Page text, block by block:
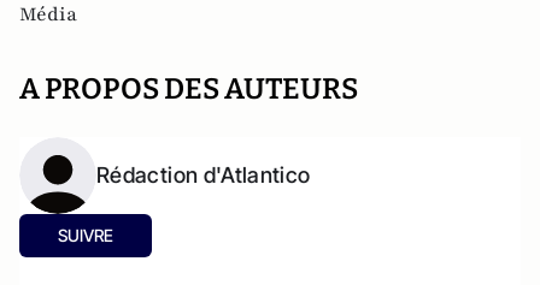
Média
A PROPOS DES AUTEURS
Rédaction d'Atlantico
SUIVRE